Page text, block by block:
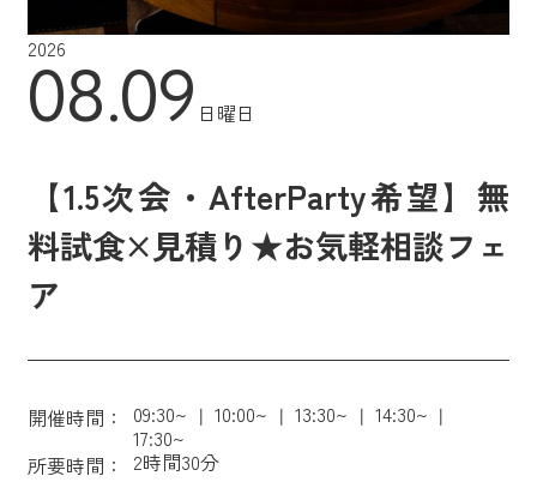
2026
08.09 日曜日
【1.5次会・AfterParty希望】無
料試食×見積り★お気軽相談フェ
ア
開催時間： 09:30~ 10:00~ 13:30~
14:30~
17:30~
所要時間：
2時間30分